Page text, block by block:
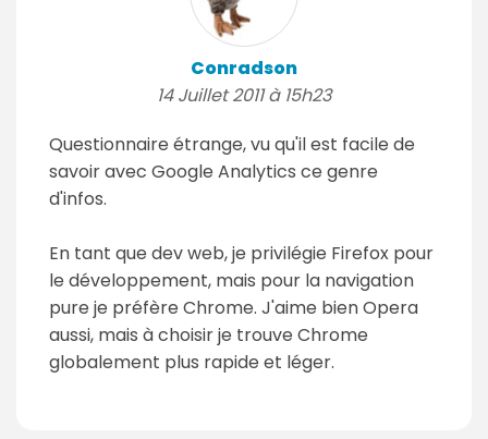
Conradson
14 Juillet 2011 à 15h23
Questionnaire étrange, vu qu'il est facile de
savoir avec Google Analytics ce genre
d'infos.
En tant que dev web, je privilégie Firefox pour
le développement, mais pour la navigation
pure je préfère Chrome. J'aime bien Opera
aussi, mais à choisir je trouve Chrome
globalement plus rapide et léger.